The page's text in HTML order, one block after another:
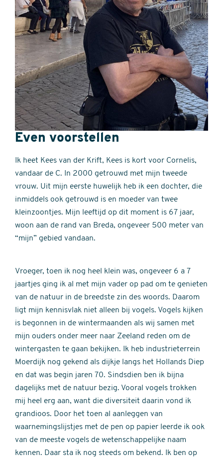
Even voorstellen
Ik heet Kees van der Krift, Kees is kort voor Cornelis,
vandaar de C. In 2000 getrouwd met mijn tweede
vrouw. Uit mijn eerste huwelijk heb ik een dochter, die
inmiddels ook getrouwd is en moeder van twee
kleinzoontjes. Mijn leeftijd op dit moment is 67 jaar,
woon aan de rand van Breda, ongeveer 500 meter van
“mijn” gebied vandaan.
Vroeger, toen ik nog heel klein was, ongeveer 6 a 7
jaartjes ging ik al met mijn vader op pad om te genieten
van de natuur in de breedste zin des woords. Daarom
ligt mijn kennisvlak niet alleen bij vogels. Vogels kijken
is begonnen in de wintermaanden als wij samen met
mijn ouders onder meer naar Zeeland reden om de
wintergasten te gaan bekijken. Ik heb industrieterrein
Moerdijk nog gekend als dijkje langs het Hollands Diep
en dat was begin jaren 70. Sindsdien ben ik bijna
dagelijks met de natuur bezig. Vooral vogels trokken
mij heel erg aan, want die diversiteit daarin vond ik
grandioos. Door het toen al aanleggen van
waarnemingslijstjes met de pen op papier leerde ik ook
van de meeste vogels de wetenschappelijke naam
kennen. Daar sta ik nog steeds om bekend. Ik ben op